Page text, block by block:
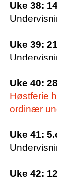
Uke 38:
Uke 39:
Uke 40:
Høstferie
ordinær
Uke 41:
Uke 42: